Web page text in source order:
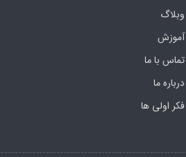
وبلاگ
آموزش
تماس با ما
درباره ما
فکر اولی ها